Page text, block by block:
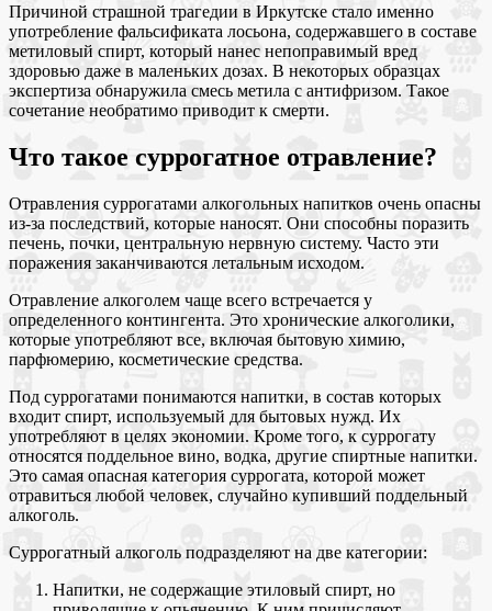
Причиной страшной трагедии в Иркутске стало именно
употребление фальсификата лосьона, содержавшего в составе
метиловый спирт, который нанес непоправимый вред
здоровью даже в маленьких дозах. В некоторых образцах
экспертиза обнаружила смесь метила с антифризом. Такое
сочетание необратимо приводит к смерти.
Что такое суррогатное отравление?
Отравления суррогатами алкогольных напитков очень опасны
из-за последствий, которые наносят. Они способны поразить
печень, почки, центральную нервную систему. Часто эти
поражения заканчиваются летальным исходом.
Отравление алкоголем чаще всего встречается у
определенного контингента. Это хронические алкоголики,
которые употребляют все, включая бытовую химию,
парфюмерию, косметические средства.
Под суррогатами понимаются напитки, в состав которых
входит спирт, используемый для бытовых нужд. Их
употребляют в целях экономии. Кроме того, к суррогату
относятся поддельное вино, водка, другие спиртные напитки.
Это самая опасная категория суррогата, которой может
отравиться любой человек, случайно купивший поддельный
алкоголь.
Суррогатный алкоголь подразделяют на две категории:
Напитки, не содержащие этиловый спирт, но